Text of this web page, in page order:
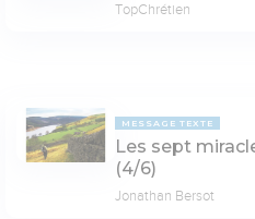
TopChrétien
MESSAGE TEXTE
Les sept
(4/6)
Jonathan Bersot